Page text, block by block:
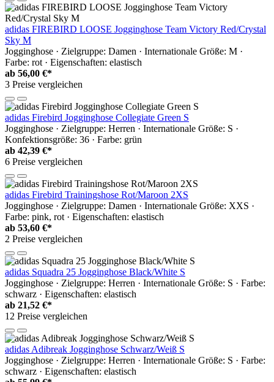
adidas FIREBIRD LOOSE Jogginghose Team Victory Red/Crystal
Sky M
Jogginghose · Zielgruppe: Damen · Internationale Größe: M ·
Farbe: rot · Eigenschaften: elastisch
ab 56,00 €*
3 Preise vergleichen
adidas Firebird Jogginghose Collegiate Green S
Jogginghose · Zielgruppe: Herren · Internationale Größe: S ·
Konfektionsgröße: 36 · Farbe: grün
ab 42,39 €*
6 Preise vergleichen
adidas Firebird Trainingshose Rot/Maroon 2XS
Jogginghose · Zielgruppe: Damen · Internationale Größe: XXS ·
Farbe: pink, rot · Eigenschaften: elastisch
ab 53,60 €*
2 Preise vergleichen
adidas Squadra 25 Jogginghose Black/White S
Jogginghose · Zielgruppe: Herren · Internationale Größe: S · Farbe:
schwarz · Eigenschaften: elastisch
ab 21,52 €*
12 Preise vergleichen
adidas Adibreak Jogginghose Schwarz/Weiß S
Jogginghose · Zielgruppe: Herren · Internationale Größe: S · Farbe:
schwarz · Eigenschaften: elastisch